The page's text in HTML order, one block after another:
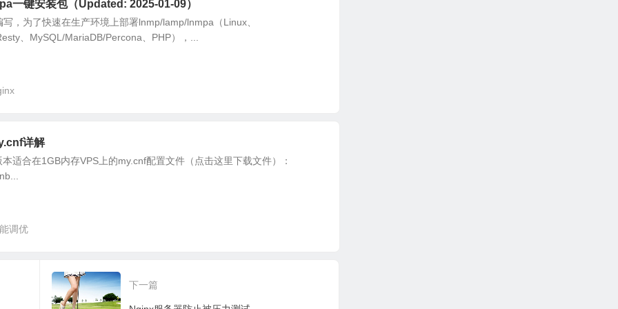
一键安装包（Updated: 2025-01-09）
，为了快速在生产环境上部署lnmp/lamp/lnmpa（Linux、
、MySQL/MariaDB/Percona、PHP），...
详解
适合在1GB内存VPS上的my.cnf配置文件（点击这里下载文件）：
调优
下一篇